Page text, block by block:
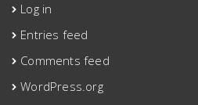
Log in
Entries feed
Comments feed
WordPress.org